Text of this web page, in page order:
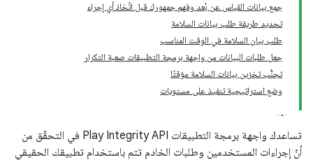
جمع بيانات القياس عن بُعد وفهم جمهورك قبل اتّخاذ أي إجراء
تحديد طريقة طلب بيانات السلامة
طلب بيان السلامة في الوقت المناسب
جعل طلبات البيانات من واجهة برمجة التطبيقات صعبة التكرار
تجنُّب تخزين بيانات السلامة مؤقتًا
وضع استراتيجية تنفيذ على مستويات
تساعدك واجهة برمجة التطبيقات Play Integrity API في التحقّق من
أنّ إجراءات المستخدمين وطلبات الخادم تتم باستخدام تطبيقك الحقيقي